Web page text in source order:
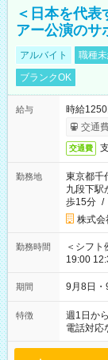
＜日本を代
アー公演のサ
アルバイト 職種
ブランクOK
給与
時給1250
交通
交通費
勤務地
東京都千
九段下駅
歩15分 /
株式会
勤務時間
＜シフ
19:00 12:30～22:00 上記の
時間は変
期間 9月8日・
特徴 週1日か
電話対応